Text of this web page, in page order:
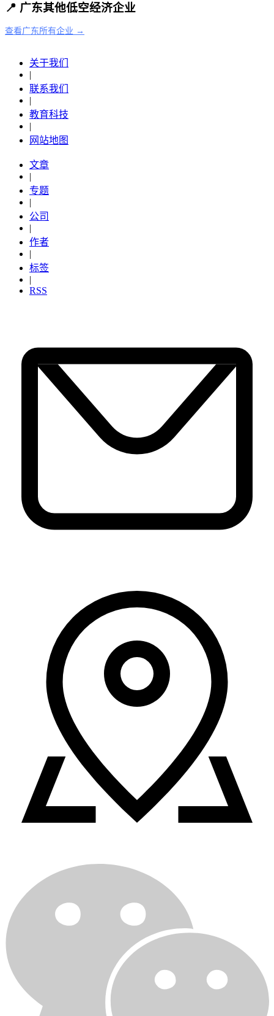
📍 广东其他低空经济企业
查看广东所有企业 →
关于我们
|
联系我们
|
教育科技
|
网站地图
文章
|
专题
|
公司
|
作者
|
标签
|
RSS